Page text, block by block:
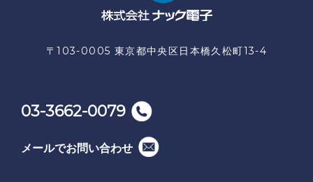
〒103-0005 東京都中央区日本橋久松町13-4
03-3662-0079
メールでお問い合わせ